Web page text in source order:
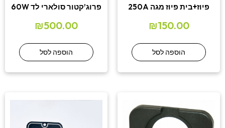
פיוז+בית פיוז מגה 250A
₪150.00
הוספה לסל
פרוג’קטור סולארי לד 60W
₪500.00
הוספה לסל